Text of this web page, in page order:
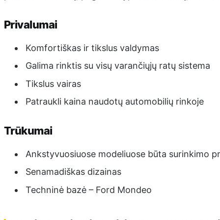
Privalumai
Komfortiškas ir tikslus valdymas
Galima rinktis su visų varančiųjų ratų sistema
Tikslus vairas
Patraukli kaina naudotų automobilių rinkoje
Trūkumai
Ankstyvuosiuose modeliuose būta surinkimo
Senamadiškas dizainas
Techninė bazė – Ford Mondeo